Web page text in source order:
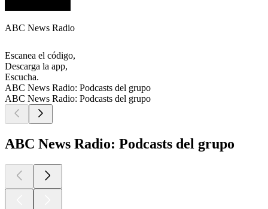
ABC News Radio
Escanea el código,
Descarga la app,
Escucha.
ABC News Radio: Podcasts del grupo
ABC News Radio: Podcasts del grupo
ABC News Radio: Podcasts del grupo